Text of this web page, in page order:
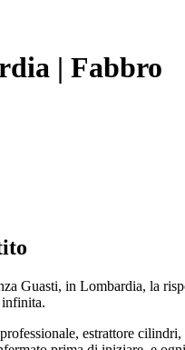
| Fabbro
Guasti, in Lombardia, la
infinita.
estrattore